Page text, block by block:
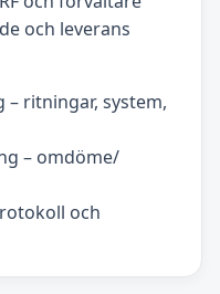
och leverans
ritningar, system,
– omdöme/
och